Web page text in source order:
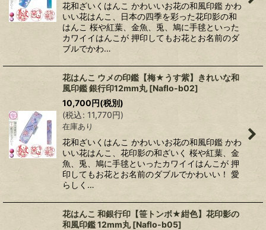
絞り込む
花和ざいくはんこ かわいいお花の和風印鑑 かわ
いい花はんこ、日本の四季を彩った花印影の和
はんこ 桜や紅葉、金魚、兎、鳩に手毬といった
カワイイはんこが 押印してもお花とお名前のダ
ブルでかわ…
花はんこ ウメの印鑑【梅★うす紫】きれいな和
風印鑑 銀行印12mm丸 [Naflo-b02]
10,700円(税別)
(税込: 11,770円)
在庫あり
花和ざいくはんこ かわいいお花の和風印鑑 かわ
いい花はんこ、花印影の和ざいく 桜や紅葉、金
魚、兎、鳩に手毬といったカワイイはんこが 押
印してもお花とお名前のダブルでかわいい！ 愛
らしく…
花はんこ 和銀行印【笹トンボ★紺色】花印影の
和風印鑑 12mm丸 [Naflo-b05]